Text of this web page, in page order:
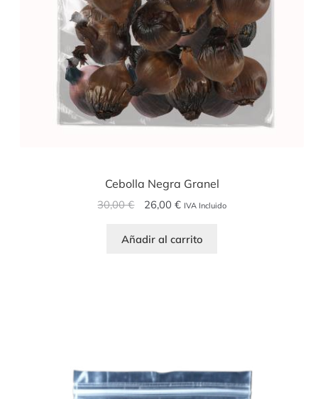
Cebolla Negra Granel
30,00€
El
original
26,00 €El
actual
IVA Incluido
Añadir al carrito